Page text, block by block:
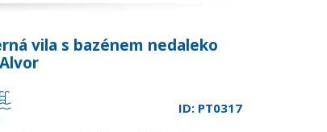
vila s bazénem nedaleko
ID: PT0317